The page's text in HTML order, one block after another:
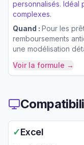
personnalisés. Idéal
complexes.
Quand : Pour les
remboursements
une modélisation
Voir la formule →
✓Excel